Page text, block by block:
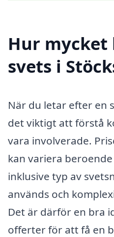
Hur mycket
svets i
När du letar efter en
det viktigt att förstå
vara involverade.
kan variera
inklusive typ av
används och
Det är därför en bra
offerter för att få en